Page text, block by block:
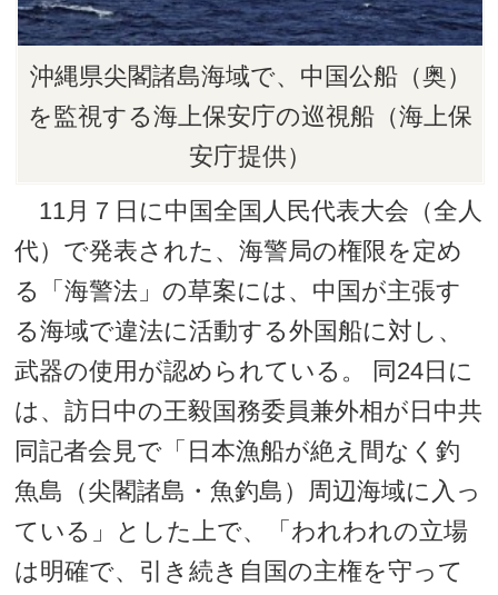
沖縄県尖閣諸島海域で、中国公船（奥）
を監視する海上保安庁の巡視船（海上保
安庁提供）
11月７日に中国全国人民代表大会（全人
代）で発表された、海警局の権限を定め
る「海警法」の草案には、中国が主張す
る海域で違法に活動する外国船に対し、
武器の使用が認められている。 同24日に
は、訪日中の王毅国務委員兼外相が日中共
同記者会見で「日本漁船が絶え間なく釣
魚島（尖閣諸島・魚釣島）周辺海域に入っ
ている」とした上で、「われわれの立場
は明確で、引き続き自国の主権を守って